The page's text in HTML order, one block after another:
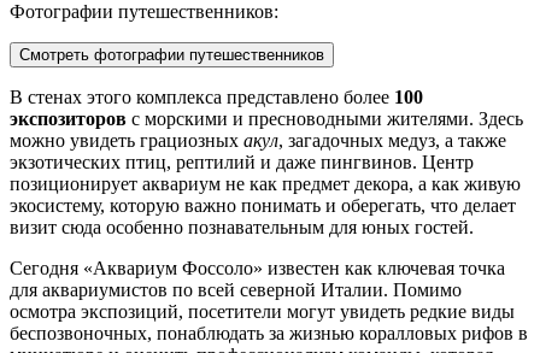
Фотографии путешественников:
Смотреть фотографии путешественников
В стенах этого комплекса представлено более 100
экспозиторов с морскими и пресноводными жителями. Здесь
можно увидеть грациозных акул, загадочных медуз, а также
экзотических птиц, рептилий и даже пингвинов. Центр
позиционирует аквариум не как предмет декора, а как живую
экосистему, которую важно понимать и оберегать, что делает
визит сюда особенно познавательным для юных гостей.
Сегодня «Аквариум Фоссоло» известен как ключевая точка
для аквариумистов по всей северной Италии. Помимо
осмотра экспозиций, посетители могут увидеть редкие виды
беспозвоночных, понаблюдать за жизнью коралловых рифов в